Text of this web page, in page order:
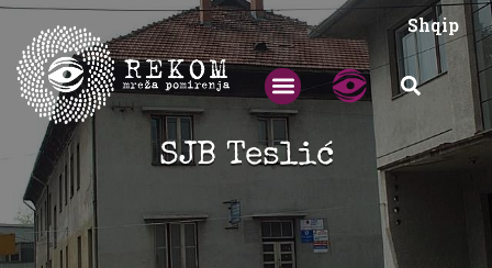
Shqip
SJB Teslić